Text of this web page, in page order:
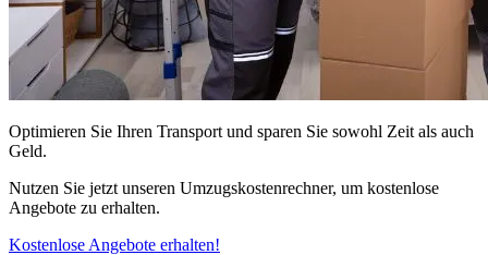
Optimieren Sie Ihren Transport und sparen Sie sowohl Zeit als auch
Geld.
Nutzen Sie jetzt unseren Umzugskostenrechner, um kostenlose
Angebote zu erhalten.
Kostenlose Angebote erhalten!